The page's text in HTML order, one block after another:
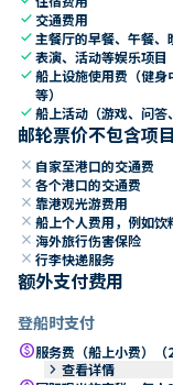
check 交通费用
check 主餐厅的早餐、午餐、
check表演、活动等娱乐项目
check船上设施使用费（健
等）
check船上活动（游戏、问答
邮轮票价不包含项目
close 自家至港口的交通费
close 各个港口的交通费
close 靠港观光游费用
close 船上个人费用，例如
close 海外旅行伤害保险
close 行李快递服务
额外支付费用
登船时支付
paid服务费（船上小费）（
keyboard_arrow_right 查看详情